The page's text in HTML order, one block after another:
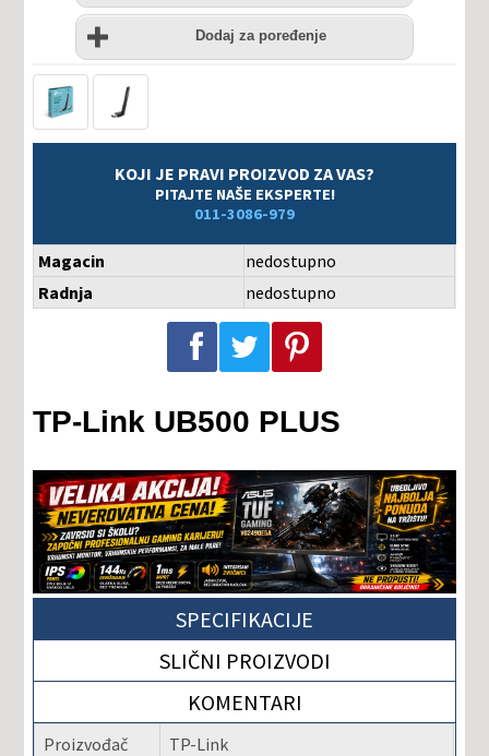
listu
želja
Uporedi
Dodaj za poređenje
KOJI JE PRAVI PROIZVOD ZA VAS?
PITAJTE NAŠE EKSPERTE!
011-3086-979
Magacin
nedostupno
Radnja
nedostupno
Podeli na Facebook-u Podeli na Twitter-u Podeli na Pinterest-u
TP-Link UB500 PLUS
SPECIFIKACIJE
SLIČNI PROIZVODI
KOMENTARI
Proizvođač
TP-Link